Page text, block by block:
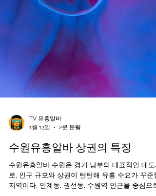
TV 유흥알바
1월 13일
2분 분량
수원유흥알바 상권의 특징